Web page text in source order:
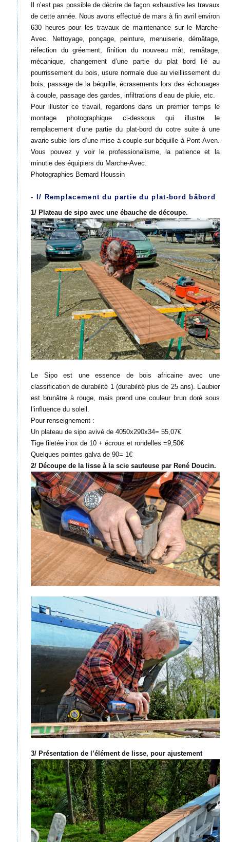
Il n’est pas possible de décrire de façon exhaustive les travaux
de cette année. Nous avons effectué de mars à fin avril environ
630 heures pour les travaux de maintenance sur le Marche-
Avec. Nettoyage, ponçage, peinture, menuiserie, démâtage,
réfection du gréement, finition du nouveau mât, remâtage,
mécanique, changement d’une partie du plat bord lié au
pourrissement du bois, usure normale due au vieillissement du
bois, passage de la béquille, écrasements lors des échouages
à couple, passage des gardes, infiltrations d’eau de pluie, etc.
Pour illuster ce travail, regardons dans un premier temps le
montage photographique ci-dessous qui illustre le
remplacement d’une partie du plat-bord du cotre suite à une
avarie subie lors d’une mise à couple sur béquille à Pont-Aven.
Vous pouvez y voir le professionalisme, la patience et la
minutie des équipiers du Marche-Avec.
Photographies Bernard Houssin
- I/ Remplacement du partie du plat-bord bâbord
1/ Plateau de sipo avec une ébauche de découpe.
Le Sipo est une essence de bois africaine avec une
classification de durabilité 1 (durabilité plus de 25 ans). L’aubier
est brunâtre à rouge, mais prend une couleur brun doré sous
l’influence du soleil.
Pour renseignement :
Un plateau de sipo avivé de 4050x290x34= 55,07€
Tige filetée inox de 10 + écrous et rondelles =9,50€
Quelques pointes galva de 90= 1€
2/ Découpe de la lisse à la scie sauteuse par René Doucin.
3/ Présentation de l’élément de lisse, pour ajustement